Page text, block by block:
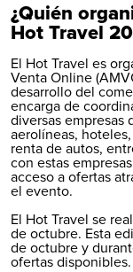
¿Quién
Hot Travel
El Hot Travel es
Venta Online
desarrollo del
encarga de
diversas empresas
aerolíneas,
renta de autos,
con estas
acceso a ofertas
el evento.
El Hot Travel se
de octubre. Esta
de octubre y
ofertas disponibles.